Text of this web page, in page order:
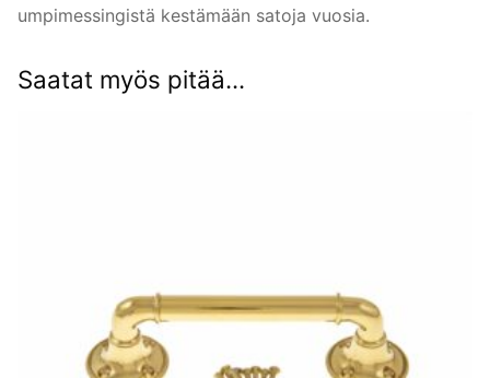
umpimessingistä kestämään satoja vuosia.
Saatat myös pitää...